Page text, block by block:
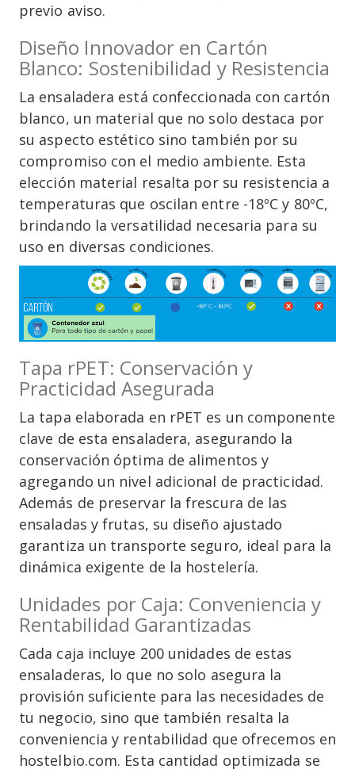
previo aviso.
Diseño Innovador en Cartón
Blanco: Sostenibilidad y Resistencia
La ensaladera está confeccionada con cartón
blanco, un material que no solo destaca por
su aspecto estético sino también por su
compromiso con el medio ambiente. Esta
elección material resalta por su resistencia a
temperaturas que oscilan entre -18ºC y 80ºC,
brindando la versatilidad necesaria para su
uso en diversas condiciones.
Tapa rPET: Conservación y
Practicidad Asegurada
La tapa elaborada en rPET es un componente
clave de esta ensaladera, asegurando la
conservación óptima de alimentos y
agregando un nivel adicional de practicidad.
Además de preservar la frescura de las
ensaladas y frutas, su diseño ajustado
garantiza un transporte seguro, ideal para la
dinámica exigente de la hostelería.
Unidades por Caja: Conveniencia y
Rentabilidad Garantizadas
Cada caja incluye 200 unidades de estas
ensaladeras, lo que no solo asegura la
provisión suficiente para las necesidades de
tu negocio, sino que también resalta la
conveniencia y rentabilidad que ofrecemos en
hostelbio.com. Esta cantidad optimizada se